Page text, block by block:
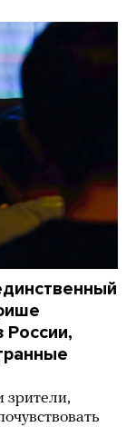
России,
зрители,